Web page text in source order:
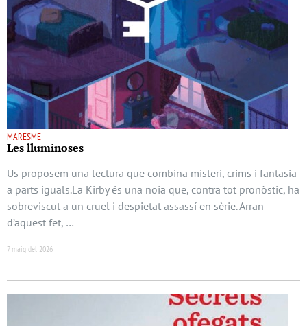
MARESME
Les lluminoses
Us proposem una lectura que combina misteri, crims i fantasia
a parts iguals.La Kirby és una noia que, contra tot pronòstic, ha
sobreviscut a un cruel i despietat assassí en sèrie. Arran
d’aquest fet, …
7 maig del 2026